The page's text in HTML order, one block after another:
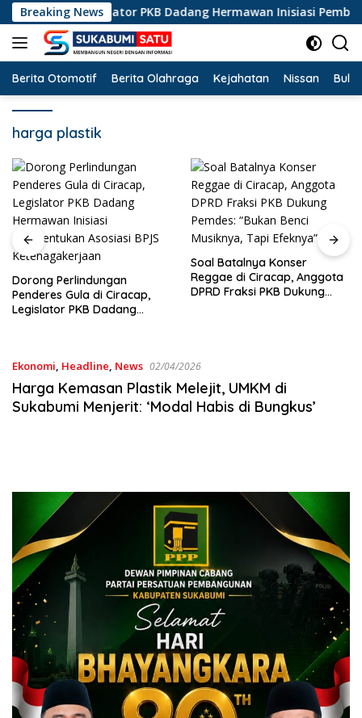
Langsung
ke
konten
Breaking News
Legislator PKB Dadang Hermawan Inisiasi
Berita Otomotif Berita Olahraga Kejahatan Nissan
harga plastik
Soal Batalnya Konser
Reggae di Ciracap, Anggota
DPRD Fraksi PKB Dukung
Pemdes: “Bukan Benci
Musiknya, Tapi Efeknya”
Dituding Biang Narkoba dan
Miras, Musik Reggae Resmi
Dilarang di Ciracap
Sukabumi!
Ekonomi, Headline, News 02/04/2026
Harga Kemasan Plastik Melejit, UMKM di
Sukabumi Menjerit: ‘Modal Habis di Bungkus’